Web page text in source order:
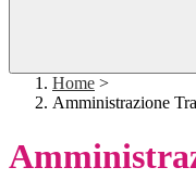
Home >
Amministrazione